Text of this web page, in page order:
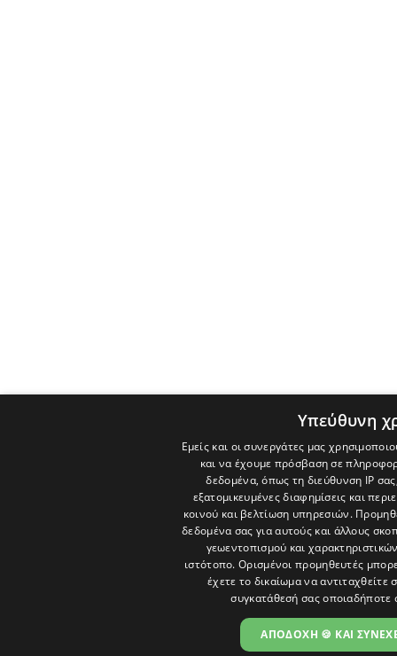
Υπεύθυνη
Εμείς και οι συνεργάτες μας
και να έχουμε πρόσβαση σε
δεδομένα, όπως τη διεύθυνση IP
εξατομικευμένες διαφημίσεις και
κοινού και βελτίωση υπηρεσιών.
δεδομένα σας για αυτούς και άλλους
γεωεντοπισμού και
ιστότοπο. Ορισμένοι προμηθευτές
έχετε το δικαίωμα να αντιταχθείτε
συγκατάθεσή σας οποιαδήποτε
ΑΠΟΔΟΧΗ 🍪 ΚΑΙ